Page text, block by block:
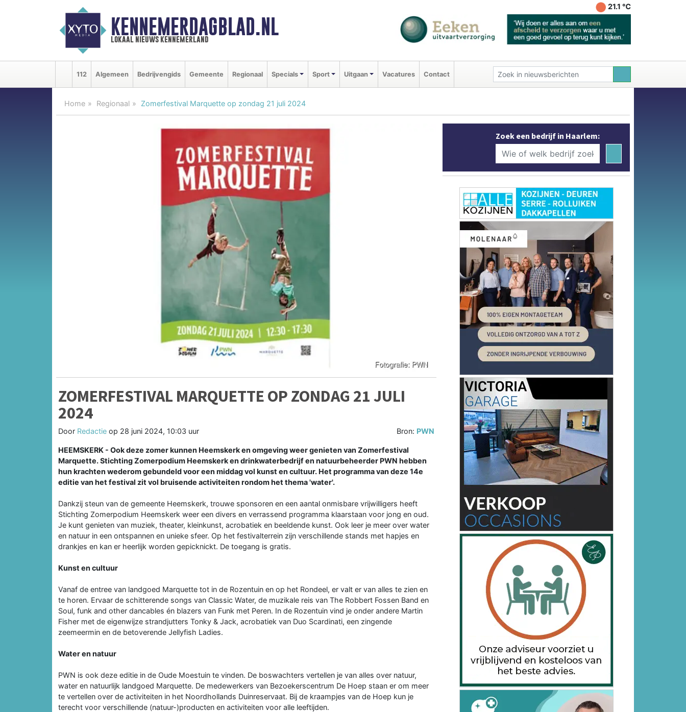
KENNEMERDAGBLAD.NL
lokaal nieuws kennemerland
21.1 ℃
112 Algemeen Bedrijvengids Gemeente Regionaal Specials Sport Uitgaan Vacatures Contact
Home Regionaal Zomerfestival Marquette op zondag 21 juli 2024
ZOMERFESTIVAL MARQUETTE OP ZONDAG 21 JULI
2024
Door Redactie op 28 juni 2024, 10:03 uur Bron: PWN
HEEMSKERK - Ook deze zomer kunnen Heemskerk en omgeving weer genieten van Zomerfestival
Marquette. Stichting Zomerpodium Heemskerk en drinkwaterbedrijf en natuurbeheerder PWN hebben
hun krachten wederom gebundeld voor een middag vol kunst en cultuur. Het programma van deze 14e
editie van het festival zit vol bruisende activiteiten rondom het thema 'water'.
Dankzij steun van de gemeente Heemskerk, trouwe sponsoren en een aantal onmisbare vrijwilligers heeft
Stichting Zomerpodium Heemskerk weer een divers en verrassend programma klaarstaan voor jong en oud.
Je kunt genieten van muziek, theater, kleinkunst, acrobatiek en beeldende kunst. Ook leer je meer over water
en natuur in een ontspannen en unieke sfeer. Op het festivalterrein zijn verschillende stands met hapjes en
drankjes en kan er heerlijk worden gepicknickt. De toegang is gratis.
Kunst en cultuur
Vanaf de entree van landgoed Marquette tot in de Rozentuin en op het Rondeel, er valt er van alles te zien en
te horen. Ervaar de schitterende songs van Classic Water, de muzikale reis van The Robbert Fossen Band en
Soul, funk and other dancables én blazers van Funk met Peren. In de Rozentuin vind je onder andere Martin
Fisher met de eigenwijze strandjutters Tonky & Jack, acrobatiek van Duo Scardinati, een zingende
zeemeermin en de betoverende Jellyfish Ladies.
Water en natuur
PWN is ook deze editie in de Oude Moestuin te vinden. De boswachters vertellen je van alles over natuur,
water en natuurlijk landgoed Marquette. De medewerkers van Bezoekerscentrum De Hoep staan er om meer
te vertellen over de activiteiten in het Noordhollands Duinreservaat. Bij de kraampjes van de Hoep kun je
terecht voor verschillende (natuur-)producten en activiteiten voor alle leeftijden.
Zoek een bedrijf in Haarlem: